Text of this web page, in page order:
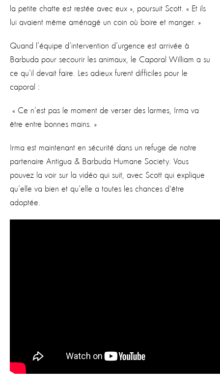
la petite chatte est restée avec eux », poursuit Scott. « Et ils
lui avaient même aménagé un coin où boire et manger. »
Quand l’équipe d’intervention d’urgence est arrivée à
Barbuda pour secourir les animaux, le Caporal William a su
ce qu’il devait faire. Les adieux furent difficiles pour le
caporal :
« Ce n’est pas le moment de verser des larmes, Irma va
être entre bonnes mains. »
Irma est maintenant en sécurité dans un refuge de notre
partenaire Antigua & Barbuda Humane Society. Vous
pouvez la voir sur la vidéo qui suit, avec Scott qui explique
qu’elle va bien et qu’elle a toutes les chances d'être
adoptée.